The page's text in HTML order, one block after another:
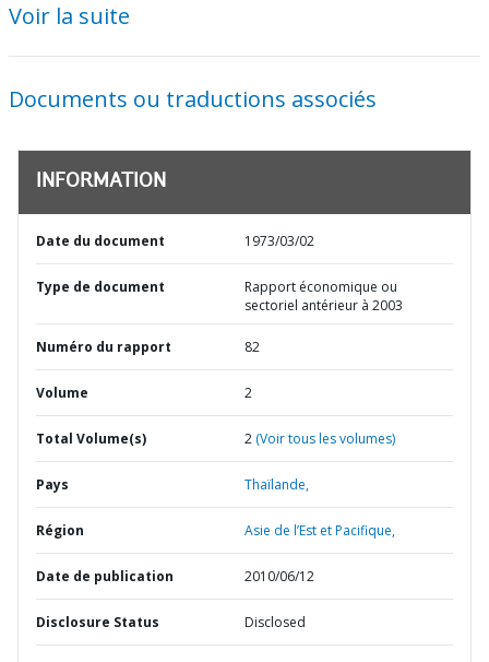
Voir la suite
Documents ou traductions associés
INFORMATION
Date du document 1973/03/02
Type de document
Rapport économique ou
sectoriel antérieur à 2003
Numéro du rapport 82
Volume 2
Total Volume(s) 2 (Voir tous les volumes)
Pays Thaïlande,
Région Asie de l’Est et Pacifique,
Date de publication 2010/06/12
Disclosure Status Disclosed